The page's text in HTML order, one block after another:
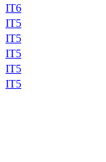
IT6
IT5
IT5
IT5
IT5
IT5